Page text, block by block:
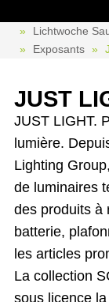
Lichtwoche
Exposants
JUST
JUST LIGHT.
lumière.
Lighting
de luminaires
des produits à
batterie,
les articles
La collection
sous licence